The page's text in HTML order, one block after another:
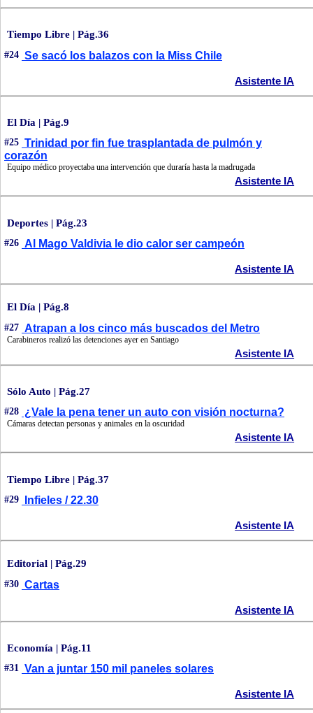
Tiempo Libre | Pág.36
#24 Se sacó los balazos con la Miss Chile
Asistente IA
El Día | Pág.9
#25 Trinidad por fin fue trasplantada de pulmón y
corazón
Equipo médico proyectaba una intervención que duraría hasta la madrugada
Asistente IA
Deportes | Pág.23
#26 Al Mago Valdivia le dio calor ser campeón
Asistente IA
El Día | Pág.8
#27 Atrapan a los cinco más buscados del Metro
Carabineros realizó las detenciones ayer en Santiago
Asistente IA
Sólo Auto | Pág.27
#28 ¿Vale la pena tener un auto con visión nocturna?
Cámaras detectan personas y animales en la oscuridad
Asistente IA
Tiempo Libre | Pág.37
#29 Infieles / 22.30
Asistente IA
Editorial | Pág.29
#30 Cartas
Asistente IA
Economía | Pág.11
#31 Van a juntar 150 mil paneles solares
Asistente IA